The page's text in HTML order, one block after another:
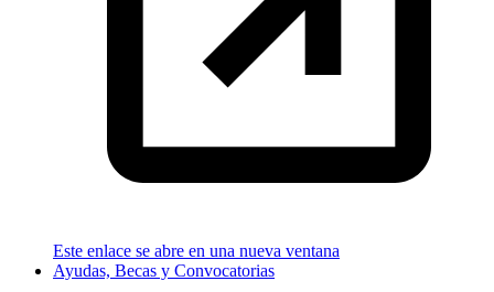
Este enlace se abre en una nueva ventana
Ayudas, Becas y Convocatorias